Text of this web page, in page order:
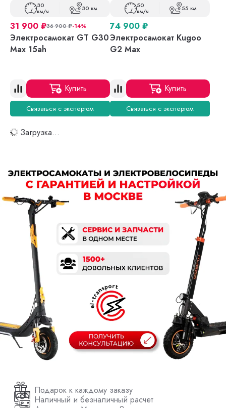
30
км/ч 30 км
31 900 ₽36 900₽-14%
Электросамокат GT G30
Max 15ah
Купить
Связаться с экспертом
50
км/ч 55 км
74 900 ₽
Электросамокат Kugoo
G2 Max
Купить
Связаться с экспертом
Загрузка...
Подарок к каждому заказу
Наличный и безналичный расчет